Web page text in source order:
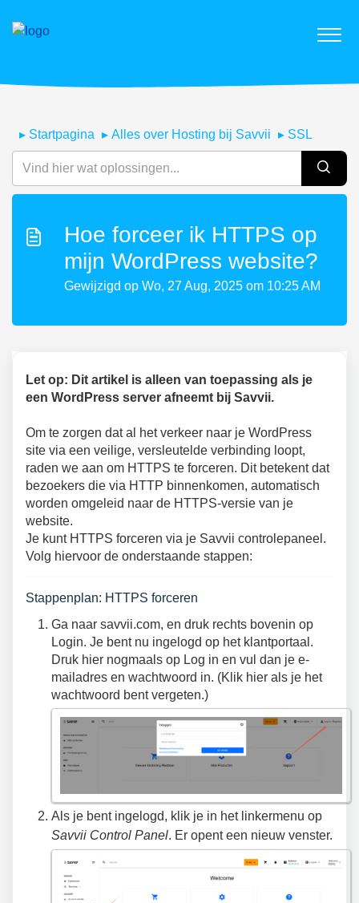
Startpagina Alles over Hosting bij Savvii SSL
Hoe forceer ik HTTPS op
mijn WordPress website?
Gewijzigd op Wo, 27 Aug, 2025 om 10:25 AM
Let op: Dit artikel is alleen van toepassing als je
een WordPress server afneemt bij Savvii.
Om te zorgen dat al het verkeer naar je WordPress
site via een veilige, versleutelde verbinding loopt,
raden we aan om HTTPS te forceren. Dit betekent dat
bezoekers die via HTTP binnenkomen, automatisch
worden omgeleid naar de HTTPS-versie van je
website.
Je kunt HTTPS forceren via je Savvii controlepaneel.
Volg hiervoor de onderstaande stappen:
Stappenplan: HTTPS forceren
Ga naar savvii.com, en druk rechts bovenin op
Login. Je bent nu ingelogd op het klantportaal.
Druk hier nogmaals op Log in en vul dan je e-
mailadres en wachtwoord in. (Klik hier als je het
wachtwoord bent vergeten.)
Als je bent ingelogd, klik je in het linkermenu op
Savvii Control Panel. Er opent een nieuw venster.